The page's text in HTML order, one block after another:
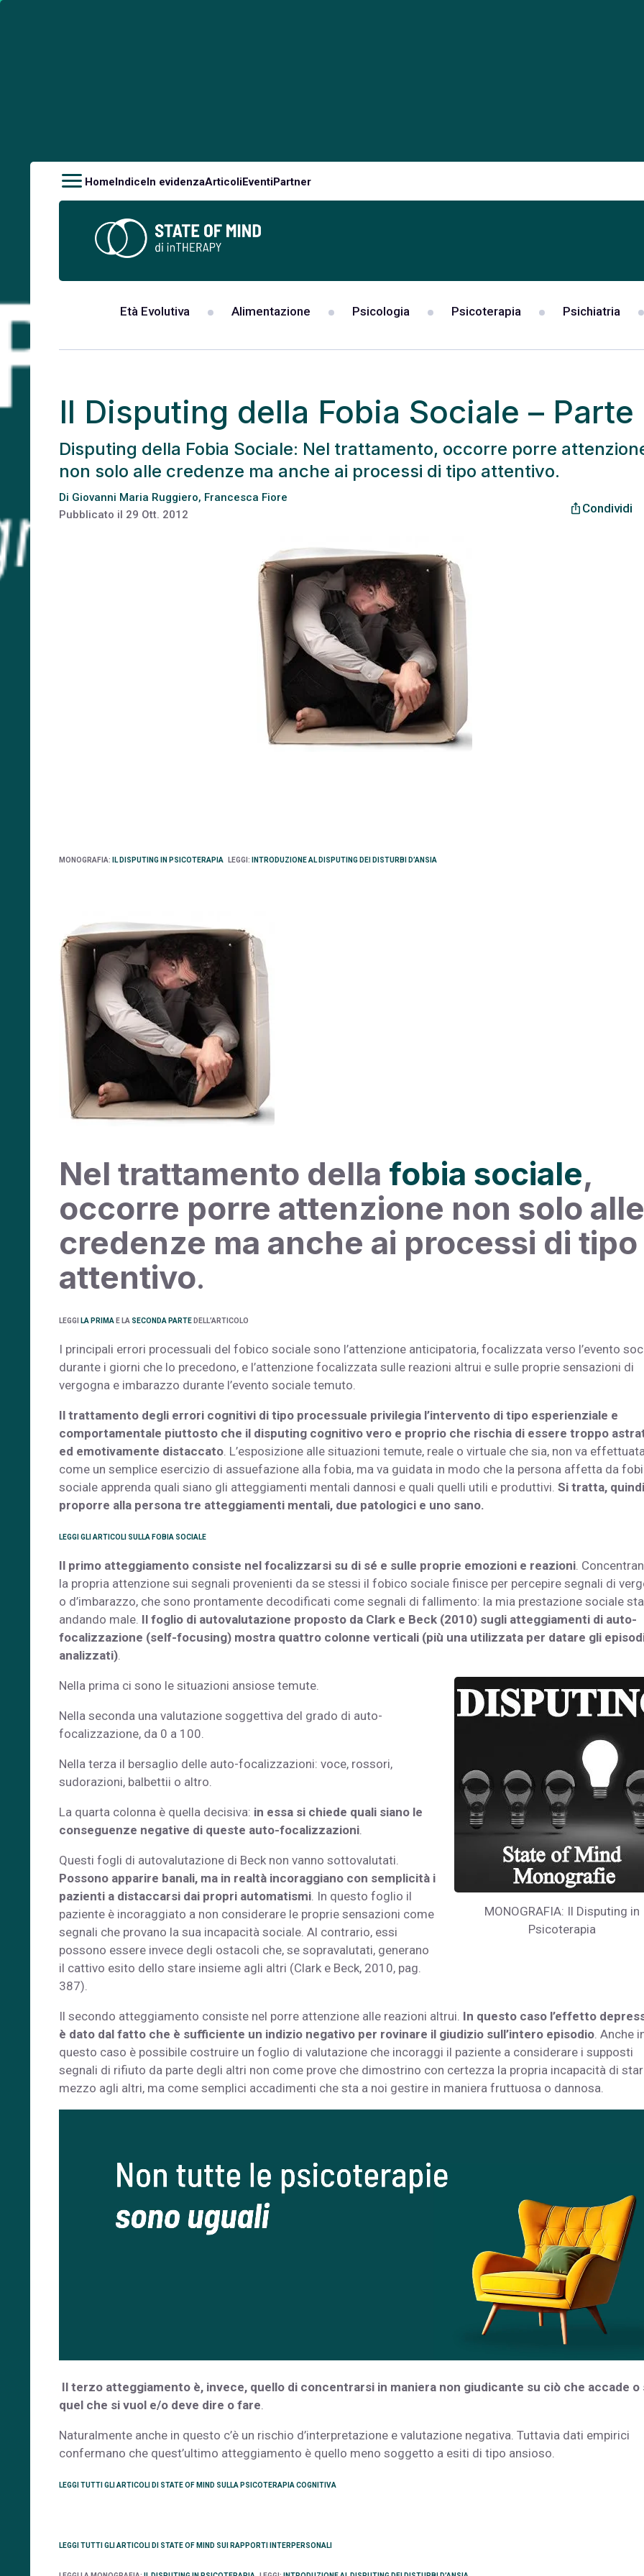
HomeIndiceIn evidenzaArticoliEventiPartner
Età Evolutiva Alimentazione Psicologia Psicoterapia Psichiatria
Il Disputing della Fobia Sociale – Parte
Disputing della Fobia Sociale: Nel trattamento, occorre porre
non solo alle credenze ma anche ai processi di tipo attentivo.
Di Giovanni Maria Ruggiero, Francesca Fiore
Pubblicato il 29 Ott. 2012
ios_share Condividi
MONOGRAFIA: IL DISPUTING IN PSICOTERAPIA LEGGI: INTRODUZIONE AL DISPUTING DEI DISTURBI D’ANSIA
Nel trattamento della fobia sociale,
occorre porre attenzione non solo alle
credenze ma anche ai processi di tipo
attentivo.
LEGGI LA PRIMA E LA SECONDA PARTE DELL’ARTICOLO
I principali errori processuali del fobico sociale sono l’attenzione anticipatoria, focalizzata verso l’evento
durante i giorni che lo precedono, e l’attenzione focalizzata sulle reazioni altrui e sulle proprie sensazioni di
vergogna e imbarazzo durante l’evento sociale temuto.
Il trattamento degli errori cognitivi di tipo processuale privilegia l’intervento di tipo esperienziale e
comportamentale piuttosto che il disputing cognitivo vero e proprio che rischia di essere troppo
ed emotivamente distaccato. L’esposizione alle situazioni temute, reale o virtuale che sia, non va
come un semplice esercizio di assuefazione alla fobia, ma va guidata in modo che la persona affetta da
sociale apprenda quali siano gli atteggiamenti mentali dannosi e quali quelli utili e produttivi. Si tratta,
proporre alla persona tre atteggiamenti mentali, due patologici e uno sano.
LEGGI GLI ARTICOLI SULLA FOBIA SOCIALE
Il primo atteggiamento consiste nel focalizzarsi su di sé e sulle proprie emozioni e reazioni.
la propria attenzione sui segnali provenienti da se stessi il fobico sociale finisce per percepire segnali di
o d’imbarazzo, che sono prontamente decodificati come segnali di fallimento: la mia prestazione sociale sta
andando male. Il foglio di autovalutazione proposto da Clark e Beck (2010) sugli atteggiamenti di auto-
focalizzazione (self-focusing) mostra quattro colonne verticali (più una utilizzata per datare gli
analizzati).
MONOGRAFIA: Il Disputing in
Psicoterapia
Nella prima ci sono le situazioni ansiose temute.
Nella seconda una valutazione soggettiva del grado di auto-
focalizzazione, da 0 a 100.
Nella terza il bersaglio delle auto-focalizzazioni: voce, rossori,
sudorazioni, balbettii o altro.
La quarta colonna è quella decisiva: in essa si chiede quali siano le
conseguenze negative di queste auto-focalizzazioni.
Questi fogli di autovalutazione di Beck non vanno sottovalutati.
Possono apparire banali, ma in realtà incoraggiano con semplicità i
pazienti a distaccarsi dai propri automatismi. In questo foglio il
paziente è incoraggiato a non considerare le proprie sensazioni come
segnali che provano la sua incapacità sociale. Al contrario, essi
possono essere invece degli ostacoli che, se sopravalutati, generano
il cattivo esito dello stare insieme agli altri (Clark e Beck, 2010, pag.
387).
Il secondo atteggiamento consiste nel porre attenzione alle reazioni altrui. In questo caso l’effetto
è dato dal fatto che è sufficiente un indizio negativo per rovinare il giudizio sull’intero episodio. Anche
questo caso è possibile costruire un foglio di valutazione che incoraggi il paziente a considerare i supposti
segnali di rifiuto da parte degli altri non come prove che dimostrino con certezza la propria incapacità di
mezzo agli altri, ma come semplici accadimenti che sta a noi gestire in maniera fruttuosa o dannosa.
Il terzo atteggiamento è, invece, quello di concentrarsi in maniera non giudicante su ciò che accade o
quel che si vuol e/o deve dire o fare.
Naturalmente anche in questo c’è un rischio d’interpretazione e valutazione negativa. Tuttavia dati empirici
confermano che quest’ultimo atteggiamento è quello meno soggetto a esiti di tipo ansioso.
LEGGI TUTTI GLI ARTICOLI DI STATE OF MIND SULLA PSICOTERAPIA COGNITIVA
LEGGI TUTTI GLI ARTICOLI DI STATE OF MIND SUI RAPPORTI INTERPERSONALI